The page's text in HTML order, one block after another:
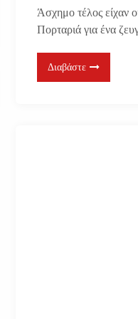
Άσχημο τέλος είχαν
Πορταριά για ένα
Διαβάστε